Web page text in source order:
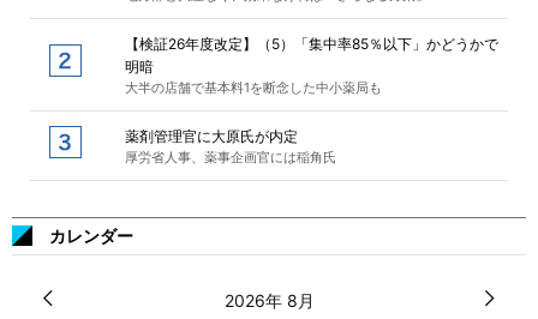
【検証26年度改定】（5）「集中率85％以下」かどうかで
明暗
大半の店舗で基本料1を断念した中小薬局も
薬剤管理官に大原氏が内定
厚労省人事、薬事企画官には稲角氏
カレンダー
2026年 8月